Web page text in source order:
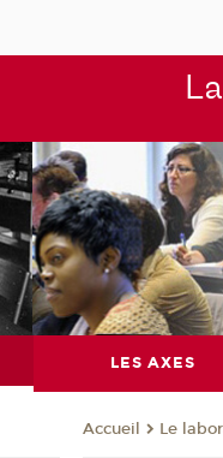
LES AXES
Accueil Le